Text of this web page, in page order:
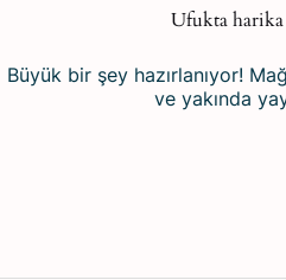
Ufukta harika
Büyük bir şey hazırlanıyor!
ve yakında